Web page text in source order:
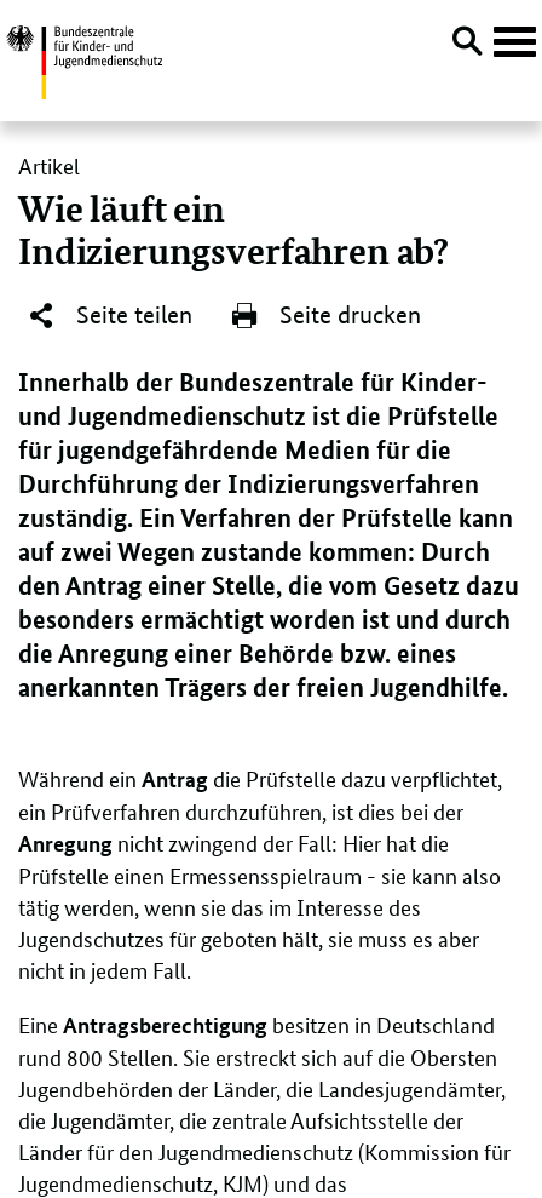
Direktlink:
Wie läuft ein
Indizierungsverfahren ab?
Artikel
Seite teilen Seite drucken
Innerhalb der Bundeszentrale für Kinder-
und Jugendmedienschutz ist die Prüfstelle
für jugendgefährdende Medien für die
Durchführung der Indizierungsverfahren
zuständig. Ein Verfahren der Prüfstelle kann
auf zwei Wegen zustande kommen: Durch
den Antrag einer Stelle, die vom Gesetz dazu
besonders ermächtigt worden ist und durch
die Anregung einer Behörde bzw. eines
anerkannten Trägers der freien Jugendhilfe.
Während ein Antrag die Prüfstelle dazu verpflichtet,
ein Prüfverfahren durchzuführen, ist dies bei der
Anregung nicht zwingend der Fall: Hier hat die
Prüfstelle einen Ermessensspielraum - sie kann also
tätig werden, wenn sie das im Interesse des
Jugendschutzes für geboten hält, sie muss es aber
nicht in jedem Fall.
Eine Antragsberechtigung besitzen in Deutschland
rund 800 Stellen. Sie erstreckt sich auf die Obersten
Jugendbehörden der Länder, die Landesjugendämter,
die Jugendämter, die zentrale Aufsichtsstelle der
Länder für den Jugendmedienschutz (Kommission für
Jugendmedienschutz, KJM) und das